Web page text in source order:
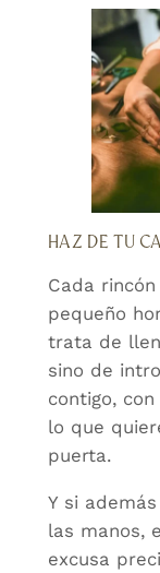
HAZ DE TU
Cada
pequeño
trata de
sino de
contigo,
lo que
puerta.
Y si
las manos,
excusa